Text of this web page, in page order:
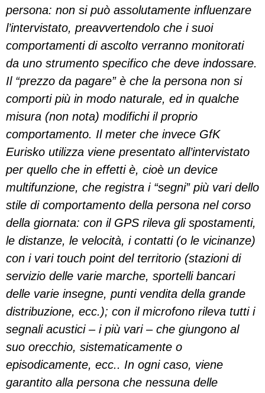
persona: non si può assolutamente influenzare
l’intervistato, preavvertendolo che i suoi
comportamenti di ascolto verranno monitorati
da uno strumento specifico che deve indossare.
Il “prezzo da pagare” è che la persona non si
comporti più in modo naturale, ed in qualche
misura (non nota) modifichi il proprio
comportamento. Il meter che invece GfK
Eurisko utilizza viene presentato all’intervistato
per quello che in effetti è, cioè un device
multifunzione, che registra i “segni” più vari dello
stile di comportamento della persona nel corso
della giornata: con il GPS rileva gli spostamenti,
le distanze, le velocità, i contatti (o le vicinanze)
con i vari touch point del territorio (stazioni di
servizio delle varie marche, sportelli bancari
delle varie insegne, punti vendita della grande
distribuzione, ecc.); con il microfono rileva tutti i
segnali acustici – i più vari – che giungono al
suo orecchio, sistematicamente o
episodicamente, ecc.. In ogni caso, viene
garantito alla persona che nessuna delle